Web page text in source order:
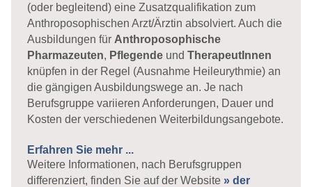
(oder begleitend) eine Zusatzqualifikation zum
Anthroposophischen Arzt/Ärztin absolviert. Auch die
Ausbildungen für Anthroposophische
Pharmazeuten, Pflegendeund TherapeutInnen
knüpfen in der Regel (Ausnahme Heileurythmie) an
die gängigen Ausbildungswege an. Je nach
Berufsgruppe variieren Anforderungen, Dauer und
Kosten der verschiedenen Weiterbildungsangebote.
Erfahren Sie mehr ...
Weitere Informationen, nach Berufsgruppen
differenziert, finden Sie auf der Website » der